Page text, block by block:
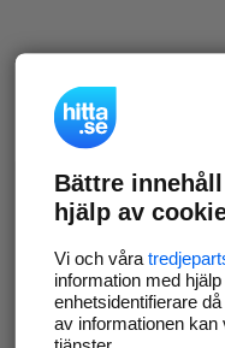
Bättre
hjälp av
Vi och våra
information med
enhetsidentifierare
av informationen